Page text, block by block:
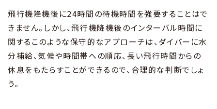
飛行機降機後に24時間の待機時間を強要することはで
きません。しかし、飛行機降機後のインターバル時間に
関するこのような保守的なアプローチは、ダイバーに水
分補給、気候や時間帯への順応、長い飛行時間からの
休息をもたらすことができるので、合理的な判断でしょ
う。